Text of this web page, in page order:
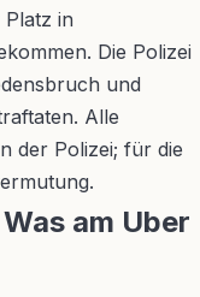
in
Die Polizei
und
Alle
der Polizei; für die
am Uber